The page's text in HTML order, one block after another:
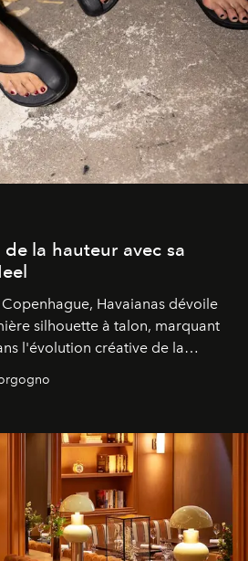
la hauteur avec sa
Havaianas dévoile
silhouette à talon, marquant
l'évolution créative de la